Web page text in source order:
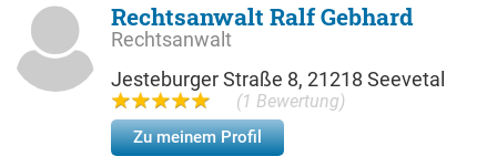
Rechtsanwalt Ralf Gebhard
Rechtsanwalt
Jesteburger Straße 8, 21218 Seevetal
(1 Bewertung)
Zu meinem Profil